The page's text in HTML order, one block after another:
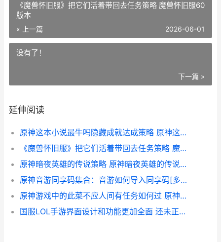
《魔兽怀旧服》把它们活着带回去任务策略 魔兽怀旧服60
版本
« 上一篇 2026-06-01
没有了！
下一篇 »
延伸阅读
原神这本小说最牛吗隐藏成就达成策略 原神这本小说真好看
《魔兽怀旧服》把它们活着带回去任务策略 魔兽怀旧服60版本
原神暗夜英雄的传说策略 原神暗夜英雄的传说冰雾花在哪
原神音游同享码集合：音游如何导入同享码[多图] 原神音游同享码怎么用
原神游戏中的此菜不应人间有任务如何过 原神获取游戏灰色
国服LOL手游界面设计和功能更加全面 还未正式上线就完爆国际服